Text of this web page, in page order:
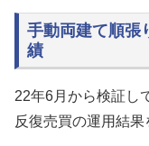
手動両建て順張
績
22年6月から検証し
反復売買の運用結果